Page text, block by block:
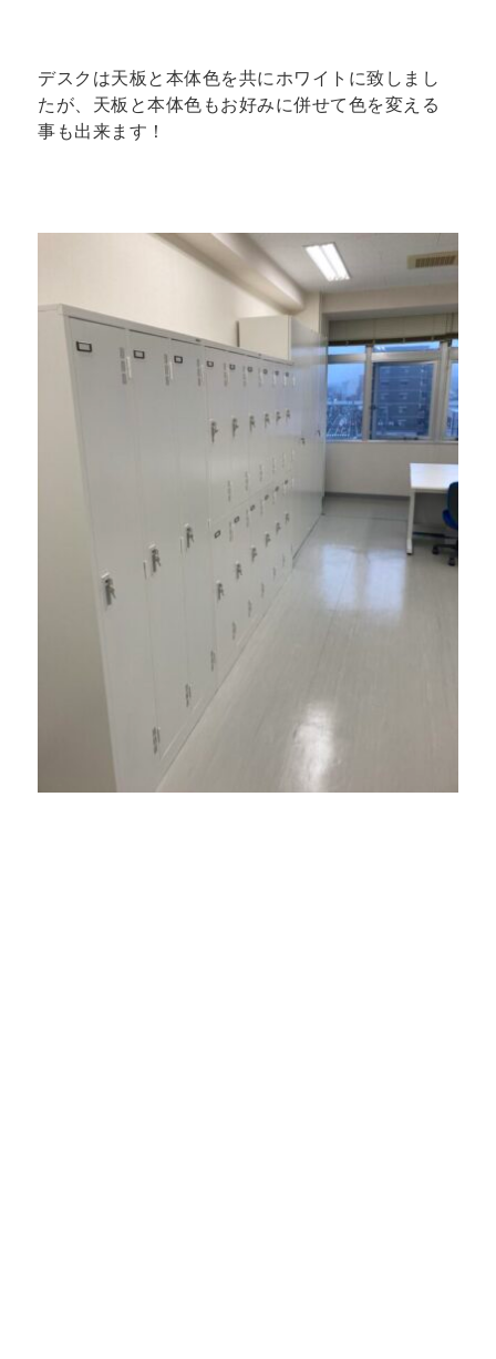
デスクは天板と本体色を共にホワイトに致しまし
たが、天板と本体色もお好みに併せて色を変える
事も出来ます！